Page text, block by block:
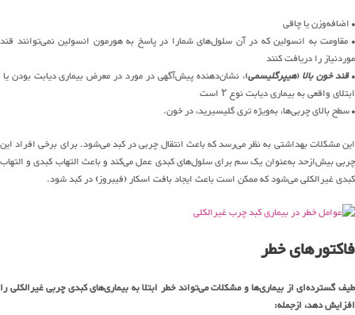
• اضافه‌وزن یا چاقی
• مقاومت به انسولین که در آن سلول‌های شمارا در پاسخ به هورمون انسولین نمی‌توانند قند
موردنیاز را دریافت کنند
•قند خون بالا(هیپرگلیسمی)، نشان‌دهنده پیش‌آگهی در مورد در معرض بیماری دیابت بودن یا
ابتلای واقعی به بیماری دیابت نوع ۲ است
• سطح بالای چربی‌ها، به‌ویژه تری گلیسیرید، در خون.
این مشکلات بهداشتی به نظر می‌رسد که باعث انتقال چربی در کبد می‌شود. برای برخی افراد این
چربی بیش‌ازحد به‌عنوان یک سم برای سلول‌های کبدی عمل می‌کند و باعث التهاب کبدی و التهاب
کبدی غیرالکلی می‌شود که ممکن است باعث ایجاد بافت اسکار (فیبروز) در کبد شود.
فاکتورهای خطر
طیف گسترده‌ای از بیماری‌ها و مشکلات می‌تواند خطر ابتلا به بیماری‌های کبدی چربی غیرالکلی را
افزایش دهد، ازجمله: